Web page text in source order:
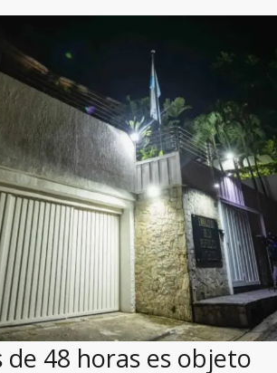
de 48 horas es objeto